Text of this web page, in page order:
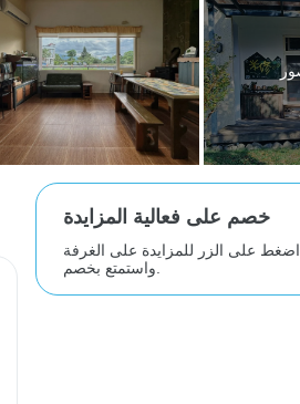
خصم على فعالية المزايدة
اضغط على الزر للمزايدة على الغرفة